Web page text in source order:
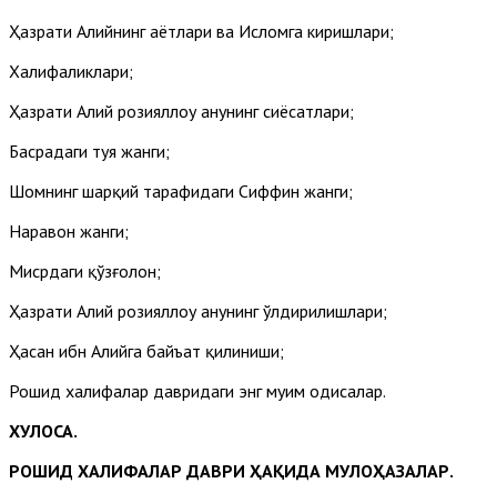
Ҳазрати Алийнинг ҳаётлари ва Исломга киришлари;
Халифаликлари;
Ҳазрати Алий розияллоҳу анҳунинг сиёсатлари;
Басрадаги туя жанги;
Шомнинг шарқий тарафидаги Сиффин жанги;
Наҳравон жанги;
Мисрдаги қўзғолон;
Ҳазрати Алий розияллоҳу анҳунинг ўлдирилишлари;
Ҳасан ибн Алийга байъат қилиниши;
Рошид халифалар давридаги энг муҳим ҳодисалар.
ХУЛОСА.
РОШИД ХАЛИФАЛАР ДАВРИ ҲАҚИДА МУЛОҲАЗАЛАР.